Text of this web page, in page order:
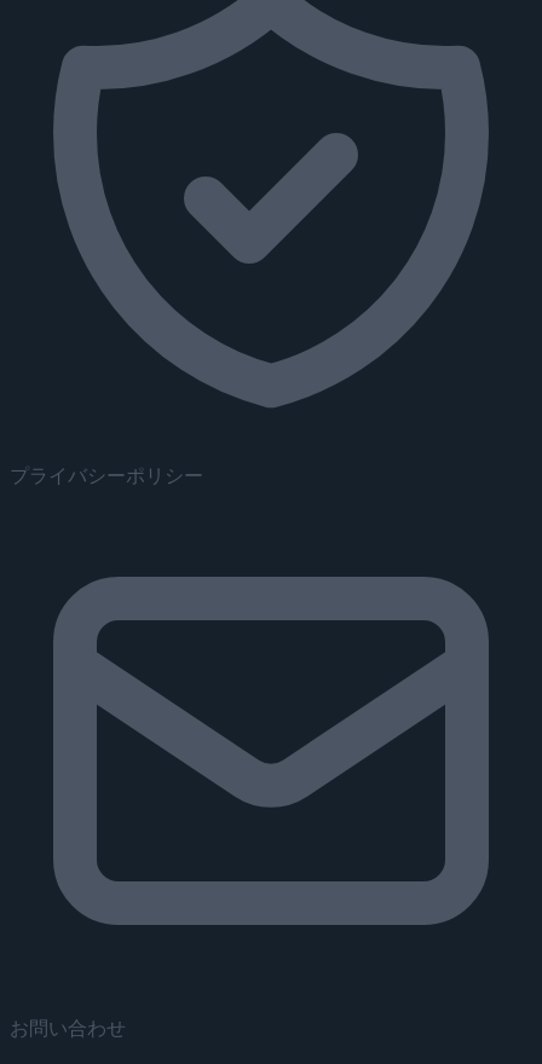
プライバシーポリシー
お問い合わせ